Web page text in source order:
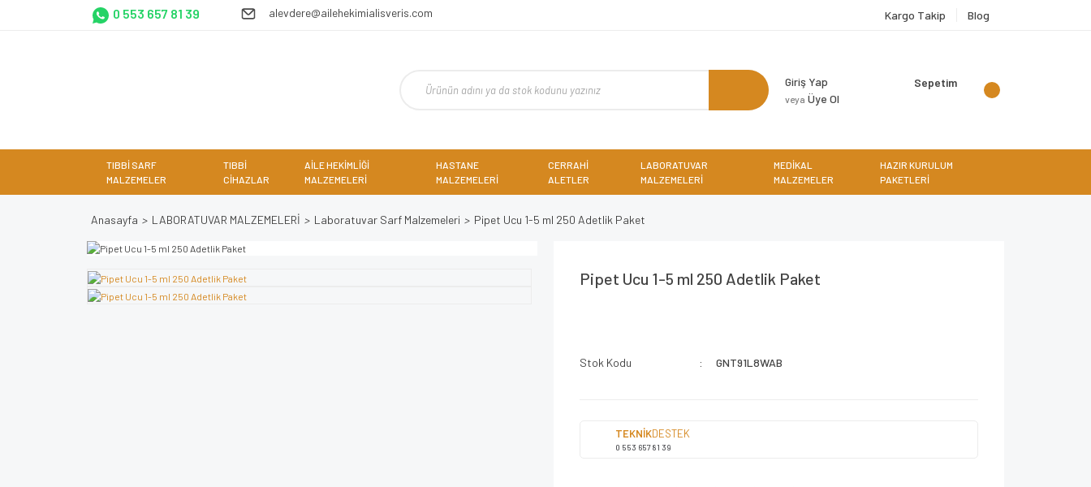
0 553 657 81 39 alevdere@ailehekimialisveris.com Kargo Takip Blog
Giriş Yap
veya Üye Ol
Sepetim
TIBBİ SARF
MALZEMELER
TIBBİ
CİHAZLAR
AİLE HEKİMLİĞİ
MALZEMELERİ
HASTANE
MALZEMELERİ
CERRAHİ
ALETLER
LABORATUVAR
MALZEMELERİ
MEDİKAL
MALZEMELER
HAZIR KURULUM
PAKETLERİ
Anasayfa LABORATUVAR MALZEMELERİ Laboratuvar Sarf Malzemeleri Pipet Ucu 1-5 ml 250 Adetlik Paket
Pipet Ucu 1-5 ml 250 Adetlik Paket
Stok Kodu GNT91L8WAB
TEKNİKDESTEK
0 553 657 81 39